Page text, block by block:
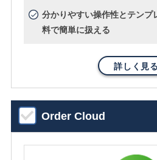
分かりやすい操作性とテンプ
料で簡単に扱える
詳しく見る
Order Cloud